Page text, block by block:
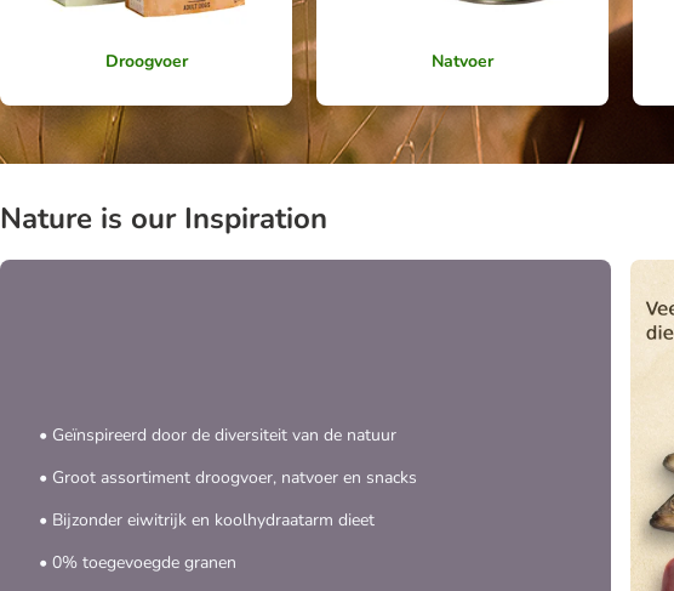
Droogvoer Natvoer
Nature is our Inspiration
• Geïnspireerd door de diversiteit van de natuur
• Groot assortiment droogvoer, natvoer en snacks
• Bijzonder eiwitrijk en koolhydraatarm dieet
• 0% toegevoegde granen